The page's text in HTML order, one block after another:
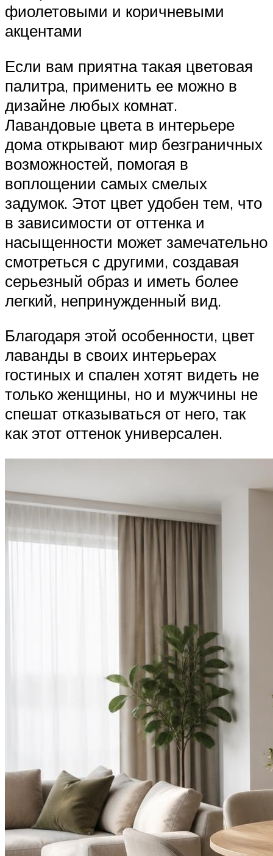
фиолетовыми и коричневыми
акцентами
Если вам приятна такая цветовая
палитра, применить ее можно в
дизайне любых комнат.
Лавандовые цвета в интерьере
дома открывают мир безграничных
возможностей, помогая в
воплощении самых смелых
задумок. Этот цвет удобен тем, что
в зависимости от оттенка и
насыщенности может замечательно
смотреться с другими, создавая
серьезный образ и иметь более
легкий, непринужденный вид.
Благодаря этой особенности, цвет
лаванды в своих интерьерах
гостиных и спален хотят видеть не
только женщины, но и мужчины не
спешат отказываться от него, так
как этот оттенок универсален.